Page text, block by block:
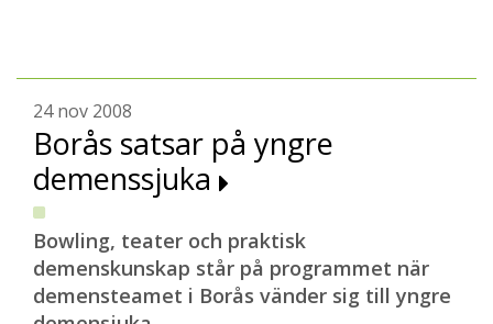
24 nov 2008
Borås satsar på yngre
demenssjuka
Bowling, teater och praktisk
demenskunskap står på programmet när
demensteamet i Borås vänder sig till yngre